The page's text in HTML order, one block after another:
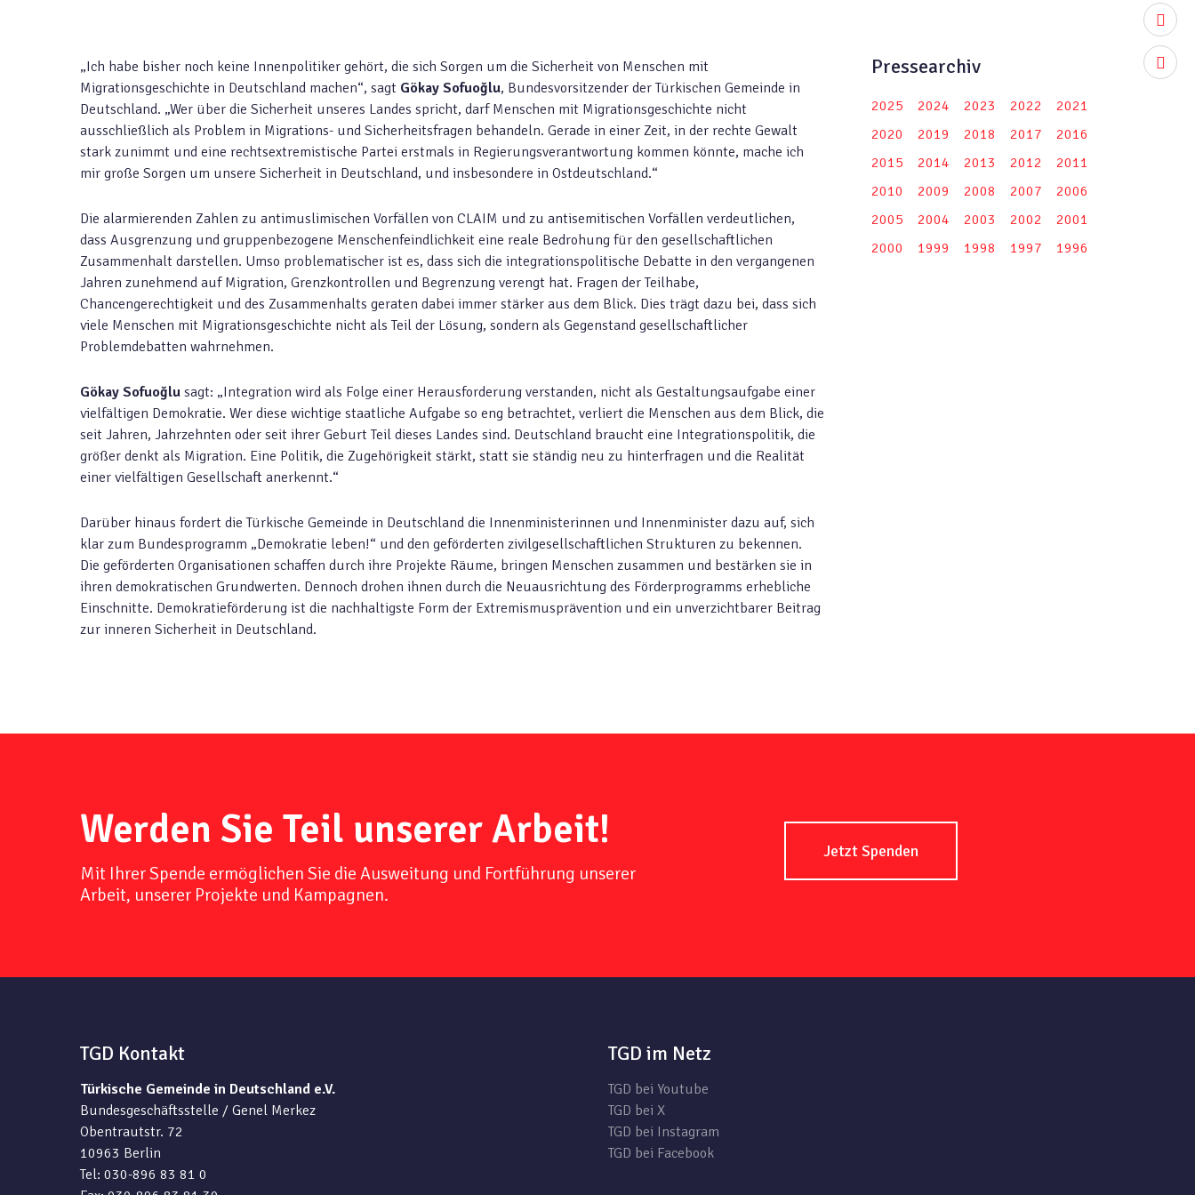
„Ich habe bisher noch keine Innenpolitiker gehört, die sich Sorgen um die Sicherheit von Menschen mit
Migrationsgeschichte in Deutschland machen“, sagt Gökay Sofuoğlu, Bundesvorsitzender der Türkischen Gemeinde in
Deutschland. „Wer über die Sicherheit unseres Landes spricht, darf Menschen mit Migrationsgeschichte nicht
ausschließlich als Problem in Migrations- und Sicherheitsfragen behandeln. Gerade in einer Zeit, in der rechte Gewalt
stark zunimmt und eine rechtsextremistische Partei erstmals in Regierungsverantwortung kommen könnte, mache ich
mir große Sorgen um unsere Sicherheit in Deutschland, und insbesondere in Ostdeutschland.“
Die alarmierenden Zahlen zu antimuslimischen Vorfällen von CLAIM und zu antisemitischen Vorfällen verdeutlichen,
dass Ausgrenzung und gruppenbezogene Menschenfeindlichkeit eine reale Bedrohung für den gesellschaftlichen
Zusammenhalt darstellen. Umso problematischer ist es, dass sich die integrationspolitische Debatte in den vergangenen
Jahren zunehmend auf Migration, Grenzkontrollen und Begrenzung verengt hat. Fragen der Teilhabe,
Chancengerechtigkeit und des Zusammenhalts geraten dabei immer stärker aus dem Blick. Dies trägt dazu bei, dass sich
viele Menschen mit Migrationsgeschichte nicht als Teil der Lösung, sondern als Gegenstand gesellschaftlicher
Problemdebatten wahrnehmen.
Gökay Sofuoğlu sagt: „Integration wird als Folge einer Herausforderung verstanden, nicht als Gestaltungsaufgabe einer
vielfältigen Demokratie. Wer diese wichtige staatliche Aufgabe so eng betrachtet, verliert die Menschen aus dem Blick, die
seit Jahren, Jahrzehnten oder seit ihrer Geburt Teil dieses Landes sind. Deutschland braucht eine Integrationspolitik, die
größer denkt als Migration. Eine Politik, die Zugehörigkeit stärkt, statt sie ständig neu zu hinterfragen und die Realität
einer vielfältigen Gesellschaft anerkennt.“
Darüber hinaus fordert die Türkische Gemeinde in Deutschland die Innenministerinnen und Innenminister dazu auf, sich
klar zum Bundesprogramm „Demokratie leben!“ und den geförderten zivilgesellschaftlichen Strukturen zu bekennen.
Die geförderten Organisationen schaffen durch ihre Projekte Räume, bringen Menschen zusammen und bestärken sie in
ihren demokratischen Grundwerten. Dennoch drohen ihnen durch die Neuausrichtung des Förderprogramms erhebliche
Einschnitte. Demokratieförderung ist die nachhaltigste Form der Extremismusprävention und ein unverzichtbarer Beitrag
zur inneren Sicherheit in Deutschland.
Pressearchiv
2025 2024 2023 2022
2021
2020
2019 2018 2017
2016
2015
2014 2013 2012
2011
2010
2009 2008 2007
2006
2005
2004 2003 2002
2001
2000
1999 1998 1997 1996
Werden Sie Teil unserer Arbeit!
Mit Ihrer Spende ermöglichen Sie die Ausweitung und Fortführung unserer
Arbeit, unserer Projekte und Kampagnen.
Jetzt Spenden
TGD Kontakt
Türkische Gemeinde in Deutschland e.V.
Bundesgeschäftsstelle / Genel Merkez
Obentrautstr. 72
10963 Berlin
Tel: 030-896 83 81 0
TGD im Netz
TGD bei Youtube
TGD bei X
TGD bei Instagram
TGD bei Facebook